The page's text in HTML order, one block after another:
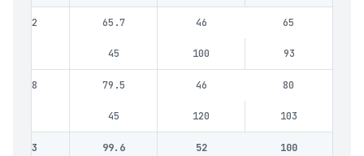
65
46
65.7
43.2
93
100
45
80
46
79.5
61.8
103
120
45
100
52
99.6
82.3